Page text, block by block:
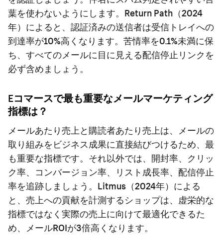
葉を使わないようにします。Return Path（2024
年）によると、認証済みの送信者は受信トレイへの
到達率が10%高くなります。苦情率を0.1%未満に保
ち、すべてのメールに目に見える配信停止リンクを
必ず含めましょう。
Eコマースで最も重要なメールマーケティング
指標は？
メールあたり売上と購読者あたり売上は、メールの
取り組みをビジネス成果に直接結びつけるため、最
も重要な指標です。それ以外では、開封率、クリッ
ク率、コンバージョン率、リスト成長率、配信停止
率を追跡しましょう。Litmus（2024年）による
と、売上への貢献を計測するショップは、虚栄的な
指標ではなく実際の売上に向けて最適化できるた
め、メールROIが3倍高くなります。